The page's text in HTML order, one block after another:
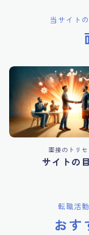
当サイト
面接のトリセ
サイトの
転職活
おす